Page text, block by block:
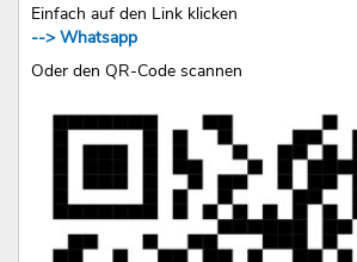
Einfach auf den Link klicken
--> Whatsapp
Oder den QR-Code scannen